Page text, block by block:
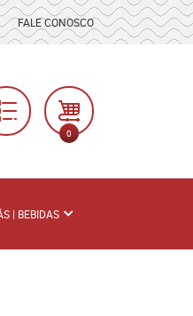
FALE CONOSCO
0
| BEBIDAS